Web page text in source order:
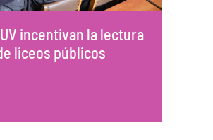
incentivan la lectura
liceos públicos